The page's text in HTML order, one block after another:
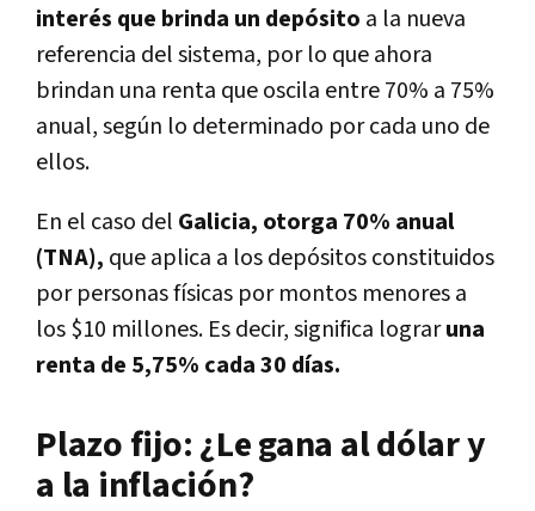
interés que brinda un depósito a la nueva
referencia del sistema, por lo que ahora
brindan una renta que oscila entre 70% a 75%
anual, según lo determinado por cada uno de
ellos.
En el caso del Galicia, otorga 70% anual
(TNA), que aplica a los depósitos constituidos
por personas físicas por montos menores a
los $10 millones. Es decir, significa lograruna
renta de 5,75% cada 30 días.
Plazo fijo: ¿Le gana al dólar y
a la inflación?